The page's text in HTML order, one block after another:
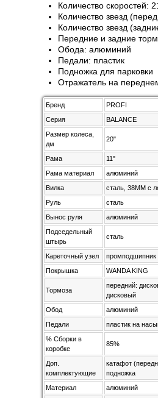
Количество скоростей:
Количество звезд
Количество звезд
Передние и задние
Обода: алюминий
Педали: пластик
Подножка для парковки
Отражатель на
Бренд
PROFI
Серия
BALANCE
Размер колеса,
дм
20"
Рама
11"
Рама материал
алюминий
Вилка
сталь, 38MM с
Руль
сталь
Вынос руля
алюминий
Подседельный
штырь
сталь
Кареточный узел
промподшипник
Покрышка
WANDA KING
Тормоза
передний:
дисковый
Обод
алюминий
Педали
пластик на
% Сборки в
коробке
85%
Доп.
комплектующие
катафот
подножка
Материал
алюминий